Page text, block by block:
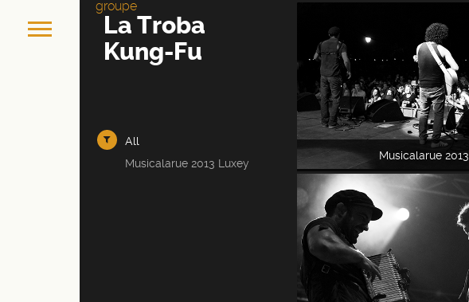
groupe
La Troba
Kung-Fu
All
Musicalarue 2013 Luxey
Musicalarue 2013